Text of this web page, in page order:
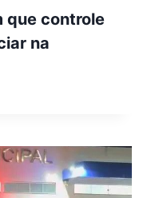
que controle
na